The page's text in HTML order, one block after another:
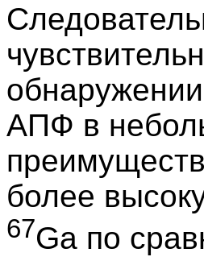
АПФ в
более
67Ga по